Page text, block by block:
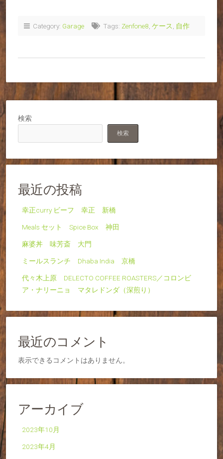
Category: Garage Tags: Zenfone8 ケース 自作
検索
検索
最近の投稿
幸正curry ビーフ 幸正 新橋
Meals セット Spice Box 神田
麻婆丼 味芳斎 大門
ミールスランチ Dhaba India 京橋
代々木上原 DELECTO COFFEE ROASTERS／コロンビ
ア・ナリーニョ マタレドンダ（深煎り）
最近のコメント
表示できるコメントはありません。
アーカイブ
2023年10月
2023年4月